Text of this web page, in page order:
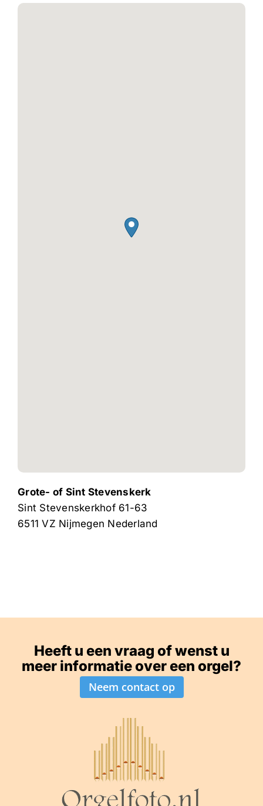
Grote- of Sint Stevenskerk
Sint Stevenskerkhof 61-63
6511 VZ Nijmegen Nederland
Heeft u een vraag of wenst u
meer informatie over een orgel?
Neem contact op